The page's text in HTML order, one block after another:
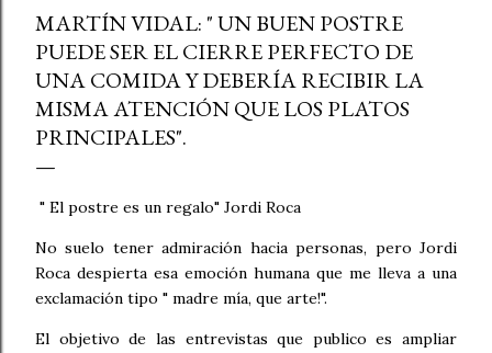
MARTÍN VIDAL: " UN BUEN POSTRE
PUEDE SER EL CIERRE PERFECTO DE
UNA COMIDA Y DEBERÍA RECIBIR LA
MISMA ATENCIÓN QUE LOS PLATOS
PRINCIPALES".
" El postre es un regalo" Jordi Roca
No suelo tener admiración hacia personas, pero Jordi
Roca despierta esa emoción humana que me lleva a una
exclamación tipo " madre mía, que arte!".
El objetivo de las entrevistas que publico es ampliar